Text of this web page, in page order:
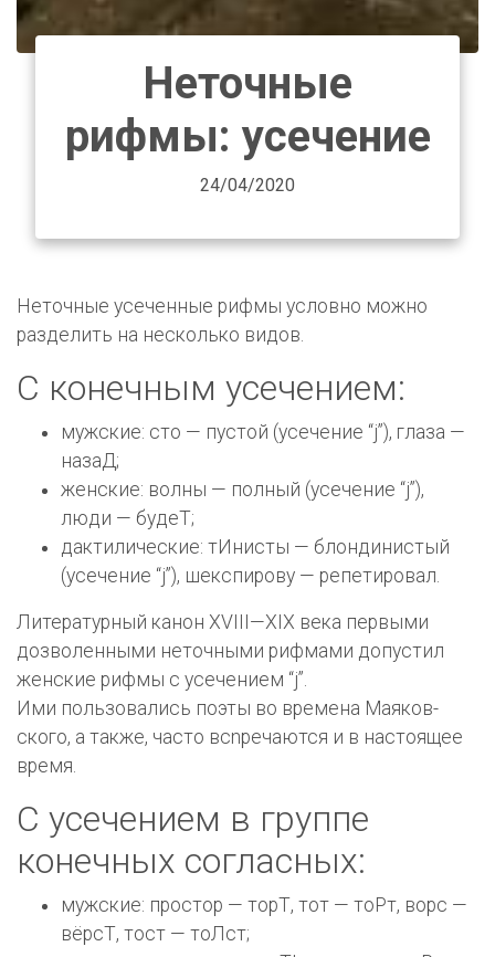
Неточные
рифмы: усечение
24/04/2020
Неточные усеченные рифмы условно можно
разделить на несколько видов.
С конечным усечением:
мужские: сто — пустой (усечение “j”), гла­за —
назаД;
женские: волны — полный (усечение “j”),
люди — будеТ;
дактиличе­ские: тИнисты — блондинистый
(усечение “j”), шекспирову — репетировал.
Литературный канон XVIII—XIX века первыми
дозволенными неточными рифмами допустил
женские рифмы с усечением “j”.
Ими пользовались поэты во времена Маяков­
ского, а также, часто всnречаются и в настоящее
время.
С усечением в группе
конечных согласных:
мужские: простор — торТ, тот — тоРт, ворс —
вёрсТ, тост — тоЛст;